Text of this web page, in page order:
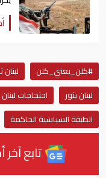
#كلن_يعني_كلن
لبنان يثور
احتجاجات لبنان
الطبقة السياسية الحاكمة
تابع